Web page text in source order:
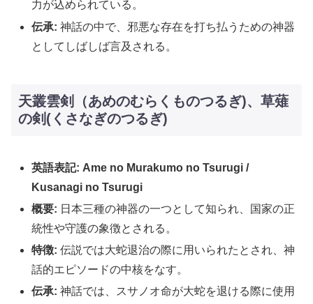
力が込められている。
伝承: 神話の中で、邪悪な存在を打ち払うための神器
としてしばしば言及される。
天叢雲剣（あめのむらくものつるぎ)、草薙
の剣(くさなぎのつるぎ)
英語表記: Ame no Murakumo no Tsurugi /
Kusanagi no Tsurugi
概要: 日本三種の神器の一つとして知られ、国家の正
統性や守護の象徴とされる。
特徴: 伝説では大蛇退治の際に用いられたとされ、神
話的エピソードの中核をなす。
伝承: 神話では、スサノオ命が大蛇を退ける際に使用